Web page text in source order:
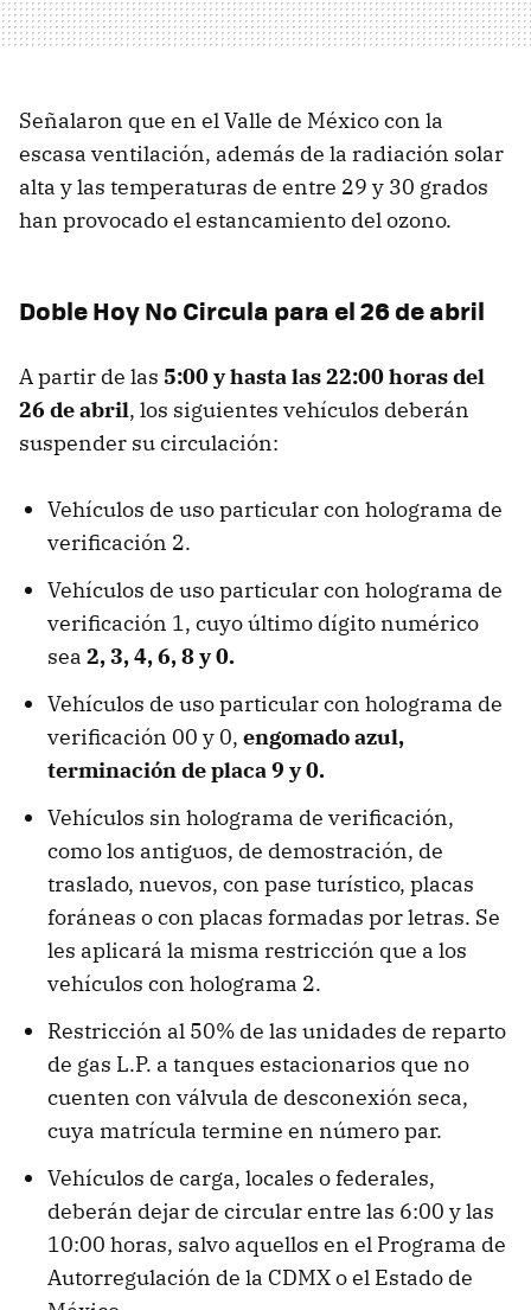
Señalaron que en el Valle de México con la
escasa ventilación, además de la radiación solar
alta y las temperaturas de entre 29 y 30 grados
han provocado el estancamiento del ozono.
Doble Hoy No Circula para el 26 de abril
A partir de las 5:00 y hasta las 22:00 horas del
26 de abril, los siguientes vehículos deberán
suspender su circulación:
Vehículos de uso particular con holograma de
verificación 2.
Vehículos de uso particular con holograma de
verificación 1, cuyo último dígito numérico
sea 2, 3, 4, 6, 8 y 0.
Vehículos de uso particular con holograma de
verificación 00 y 0, engomado azul,
terminación de placa 9 y 0.
Vehículos sin holograma de verificación,
como los antiguos, de demostración, de
traslado, nuevos, con pase turístico, placas
foráneas o con placas formadas por letras. Se
les aplicará la misma restricción que a los
vehículos con holograma 2.
Restricción al 50% de las unidades de reparto
de gas L.P. a tanques estacionarios que no
cuenten con válvula de desconexión seca,
cuya matrícula termine en número par.
Vehículos de carga, locales o federales,
deberán dejar de circular entre las 6:00 y las
10:00 horas, salvo aquellos en el Programa de
Autorregulación de la CDMX o el Estado de